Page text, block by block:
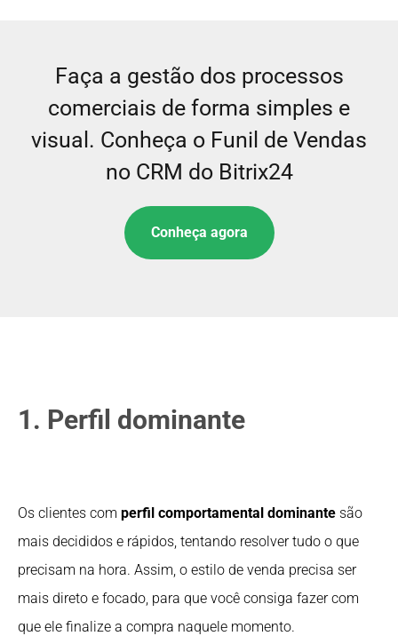
Faça a gestão dos processos
comerciais de forma simples e
visual. Conheça o Funil de Vendas
no CRM do Bitrix24
Conheça agora
1. Perfil dominante
Os clientes com perfil comportamental dominante são
mais decididos e rápidos, tentando resolver tudo o que
precisam na hora. Assim, o estilo de venda precisa ser
mais direto e focado, para que você consiga fazer com
que ele finalize a compra naquele momento.